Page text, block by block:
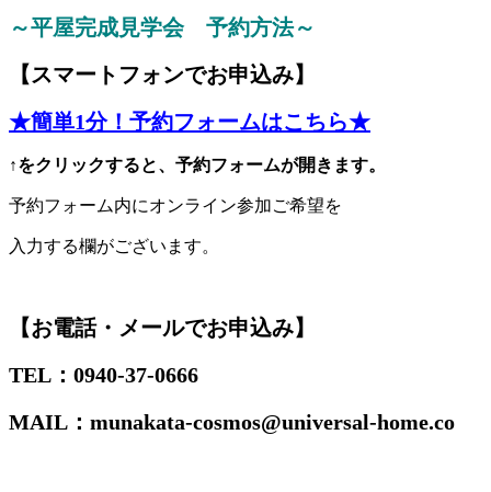
～平屋完成見学会 予約方法～
【スマートフォンでお申込み】
★簡単1分！予約フォームはこちら★
↑をクリックすると、予約フォームが開きます。
予約フォーム内にオンライン参加ご希望を
入力する欄がございます。
【お電話・メールでお申込み】
TEL：0940-37-0666
MAIL：munakata-cosmos@universal-home.co